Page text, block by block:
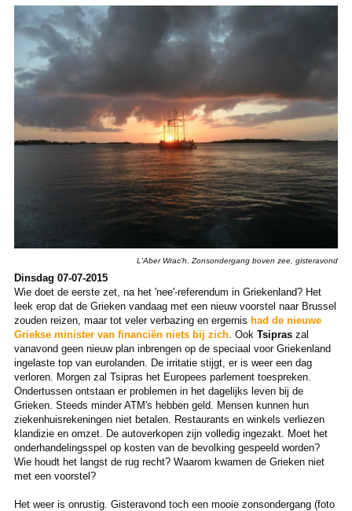
L'Aber Wrac'h. Zonsondergang boven zee, gisteravond
Dinsdag 07-07-2015
Wie doet de eerste zet, na het 'nee'-referendum in Griekenland? Het
leek erop dat de Grieken vandaag met een nieuw voorstel naar Brussel
zouden reizen, maar tot veler verbazing en ergernis had de nieuwe
Griekse minister van financiën niets bij zich. Ook Tsipraszal
vanavond geen nieuw plan inbrengen op de speciaal voor Griekenland
ingelaste top van eurolanden. De irritatie stijgt, er is weer een dag
verloren. Morgen zal Tsipras het Europees parlement toespreken.
Ondertussen ontstaan er problemen in het dagelijks leven bij de
Grieken. Steeds minder ATM's hebben geld. Mensen kunnen hun
ziekenhuisrekeningen niet betalen. Restaurants en winkels verliezen
klandizie en omzet. De autoverkopen zijn volledig ingezakt. Moet het
onderhandelingsspel op kosten van de bevolking gespeeld worden?
Wie houdt het langst de rug recht? Waarom kwamen de Grieken niet
met een voorstel?
Het weer is onrustig. Gisteravond toch een mooie zonsondergang (foto